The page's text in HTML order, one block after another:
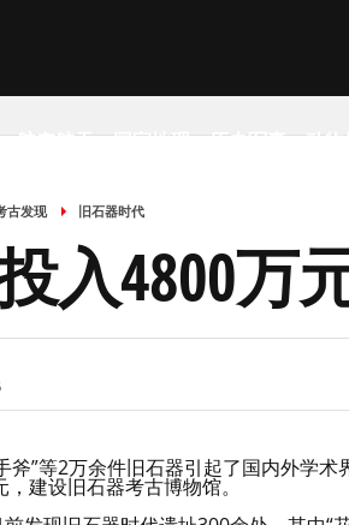
航空航天 国家地理 历史军事 动
古发现 旧石器时代
入4800万
斧”等2万余件旧石器引起了国内外学
建设旧石器考古博物馆。